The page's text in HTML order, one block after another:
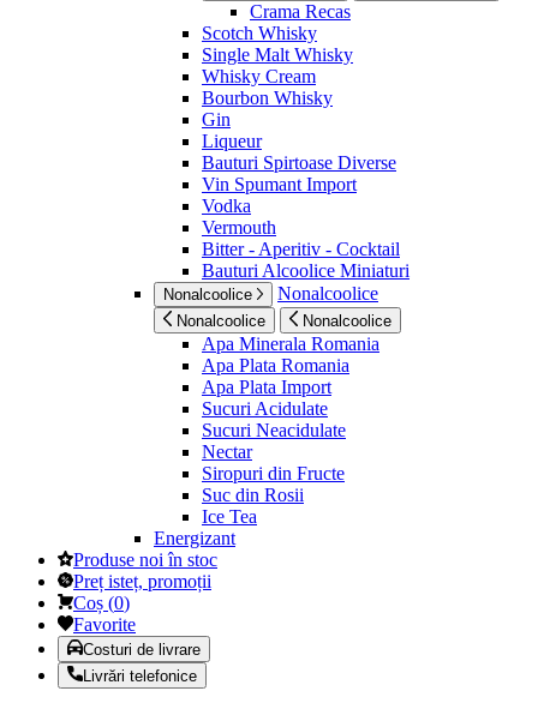
Crama Recas
Scotch Whisky
Single Malt Whisky
Whisky Cream
Bourbon Whisky
Gin
Liqueur
Bauturi Spirtoase Diverse
Vin Spumant Import
Vodka
Vermouth
Bitter - Aperitiv - Cocktail
Bauturi Alcoolice Miniaturi
Nonalcoolice Nonalcoolice
Nonalcoolice Nonalcoolice
Apa Minerala Romania
Apa Plata Romania
Apa Plata Import
Sucuri Acidulate
Sucuri Neacidulate
Nectar
Siropuri din Fructe
Suc din Rosii
Ice Tea
Energizant
Produse noi în stoc
Preț isteț, promoții
Coș (0)
Favorite
Costuri de livrare
Livrări telefonice